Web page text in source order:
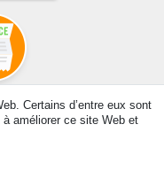
réservés – Les
Certains d’entre eux sont
améliorer ce site Web et